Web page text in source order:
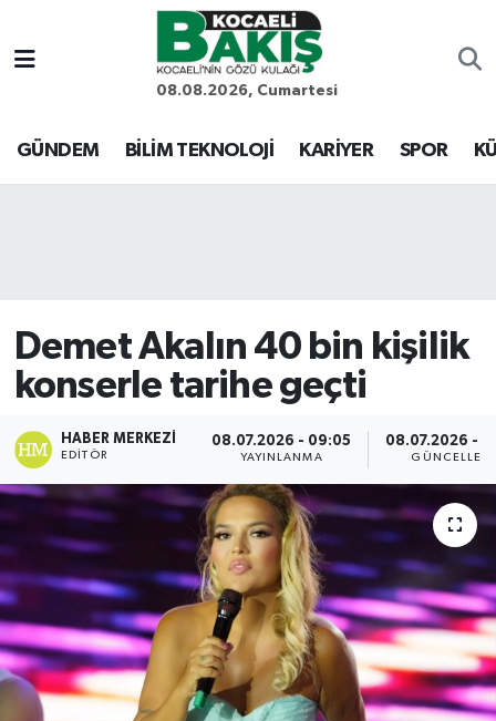
08.08.2026, Cumartesi
GÜNDEM BİLİM TEKNOLOJİ KARİYER SPOR
Demet Akalın 40 bin kişilik
konserle tarihe geçti
HABER MERKEZI
EDITÖR
08.07.2026 - 09:05
YAYINLANMA
08.07.2026 -
Kocaeli Nöbetçi Eczaneler
Kocaeli Hava Durumu
Son Dakika Haberleri